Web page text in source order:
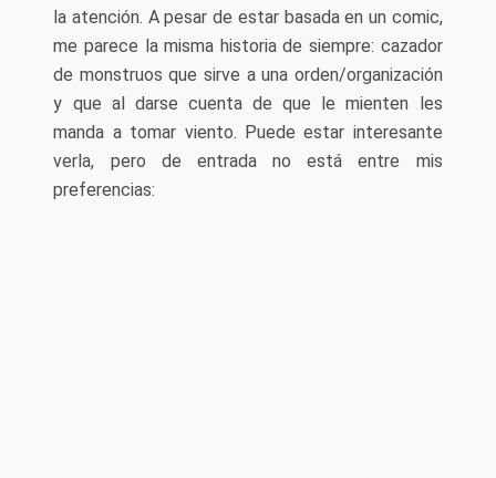
la atención. A pesar de estar basada en un comic,
me parece la misma historia de siempre: cazador
de monstruos que sirve a una orden/organización
y que al darse cuenta de que le mienten les
manda a tomar viento. Puede estar interesante
verla, pero de entrada no está entre mis
preferencias: